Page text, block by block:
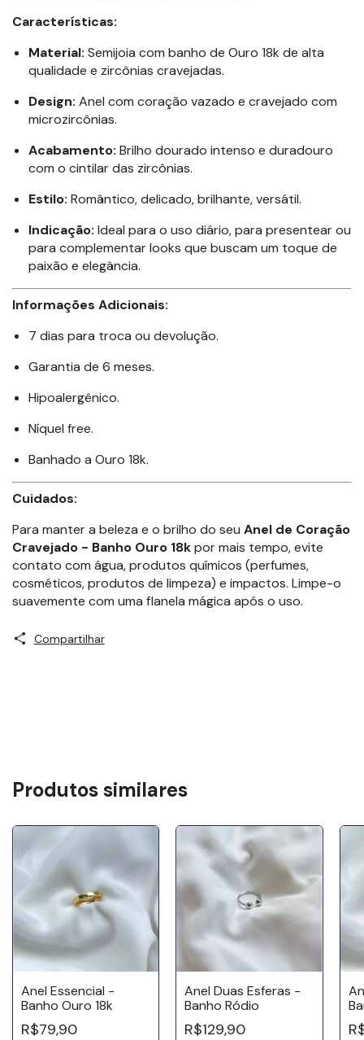
Características:
Material: Semijoia com banho de Ouro 18k de alta
qualidade e zircônias cravejadas.
Design: Anel com coração vazado e cravejado com
microzircônias.
Acabamento: Brilho dourado intenso e duradouro
com o cintilar das zircônias.
Estilo: Romântico, delicado, brilhante, versátil.
Indicação: Ideal para o uso diário, para presentear ou
para complementar looks que buscam um toque de
paixão e elegância.
Informações Adicionais:
7 dias para troca ou devolução.
Garantia de 6 meses.
Hipoalergênico.
Níquel free.
Banhado a Ouro 18k.
Cuidados:
Para manter a beleza e o brilho do seu Anel de Coração
Cravejado - Banho Ouro 18kpor mais tempo, evite
contato com água, produtos químicos (perfumes,
cosméticos, produtos de limpeza) e impactos. Limpe-o
suavemente com uma flanela mágica após o uso.
Compartilhar
Produtos similares
Anel Essencial -
Banho Ouro 18k
R$79,90
Anel Duas Esferas -
Banho Ródio
R$129,90